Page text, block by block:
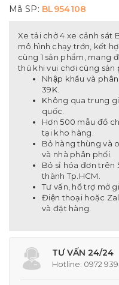
Mã SP: BL954108
Xe tải chở 4 xe cảnh sát
mô hình chạy trớn, kết
cùng 1 sản phẩm, mang
thú khi vui chơi cùng sản
Nhập khẩu và
39K.
Không qua trung
quốc.
Hơn 500 mẫu đồ
tại kho hàng.
Bỏ hàng thùng và
và nhà phân phối.
Bỏ sỉ hóa đơn trên
thành Tp.HCM.
Tư vấn, hổ trợ mở
Điện thoại hoặc
và đặt hàng.
TƯ VẤN 24/24
Hotline: 0972